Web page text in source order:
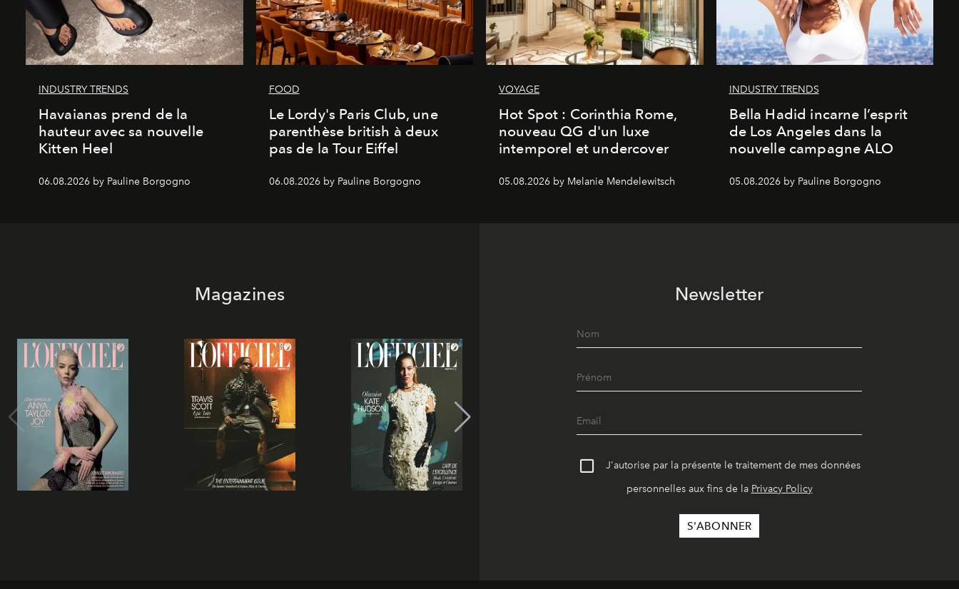
INDUSTRY TRENDS
Havaianas prend de la
hauteur avec sa nouvelle
Kitten Heel
06.08.2026 by Pauline Borgogno
FOOD
Le Lordy's Paris Club, une
parenthèse british à deux
pas de la Tour Eiffel
06.08.2026 by Pauline Borgogno
VOYAGE
Hot Spot : Corinthia Rome,
nouveau QG d'un luxe
intemporel et undercover
05.08.2026 by Melanie Mendelewitsch
INDUSTRY TRENDS
Bella Hadid incarne l’esprit
de Los Angeles dans la
nouvelle campagne ALO
05.08.2026 by Pauline Borgogno
Magazines Newsletter
J'autorise par la présente le traitement de mes données
personnelles aux fins de la Privacy Policy